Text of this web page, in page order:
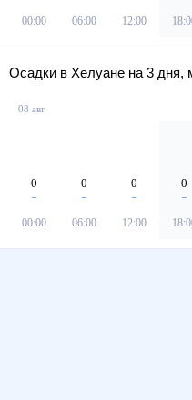
00:00 06:00 12:00
Осадки в Хелуане на 3 дня,
08 авг
0
00:00
0
06:00
0
12:00
0